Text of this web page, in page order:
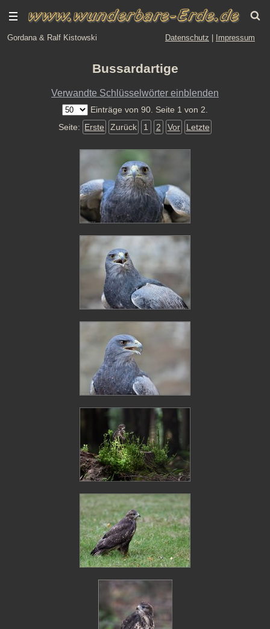
Gordana & Ralf Kistowski Datenschutz Impressum
Bussardartige
Verwandte Schlüsselwörter einblenden
Einträge von 90. Seite 1 von 2.
Seite: Erste Zurück 1 2 Vor Letzte